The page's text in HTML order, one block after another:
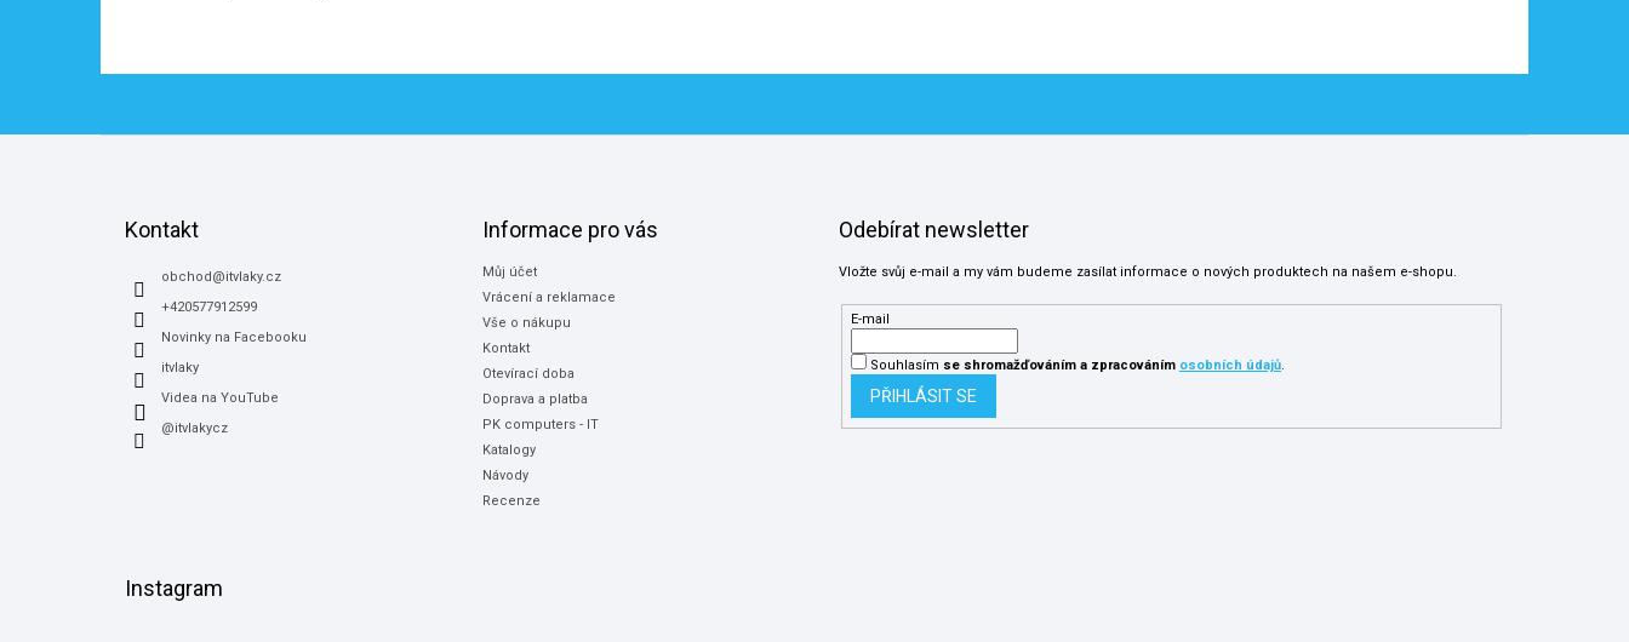
Kontakt
obchod @itvlaky.cz
+420577912599
Novinky na Facebooku
itvlaky
Videa na YouTube
@itvlakycz
Informace pro vás
Můj účet
Vrácení a reklamace
Vše o nákupu
Kontakt
Otevírací doba
Doprava a platba
PK computers - IT
Katalogy
Návody
Recenze
Odebírat newsletter
Vložte svůj e-mail a my vám budeme zasílat informace o nových produktech na našem e-shopu.
E-mail
Souhlasím se shromažďováníma zpracováním osobních údajů.
PŘIHLÁSIT SE
Instagram